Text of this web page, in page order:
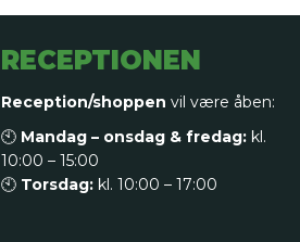
RECEPTIONEN
Reception/shoppen vil være åben:
🕙 Mandag – onsdag & fredag:kl.
10:00 – 15:00
🕙 Torsdag:kl. 10:00 – 17:00